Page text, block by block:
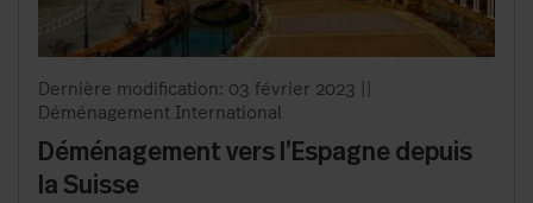
Dernière modification: 03 février 2023
Déménagement International
Déménagement vers l’Espagne depuis
la Suisse